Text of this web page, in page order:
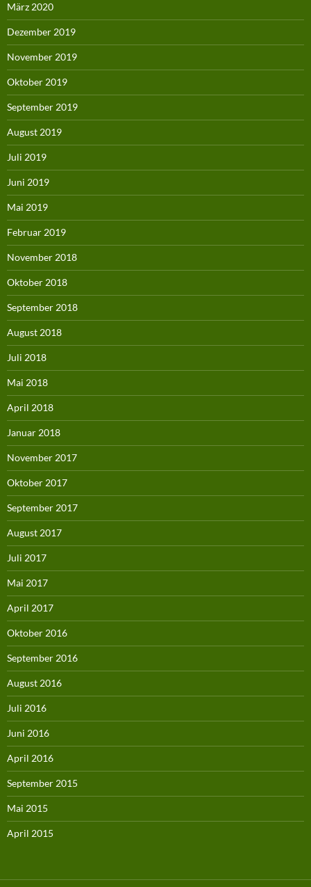
März 2020
Dezember 2019
November 2019
Oktober 2019
September 2019
August 2019
Juli 2019
Juni 2019
Mai 2019
Februar 2019
November 2018
Oktober 2018
September 2018
August 2018
Juli 2018
Mai 2018
April 2018
Januar 2018
November 2017
Oktober 2017
September 2017
August 2017
Juli 2017
Mai 2017
April 2017
Oktober 2016
September 2016
August 2016
Juli 2016
Juni 2016
April 2016
September 2015
Mai 2015
April 2015